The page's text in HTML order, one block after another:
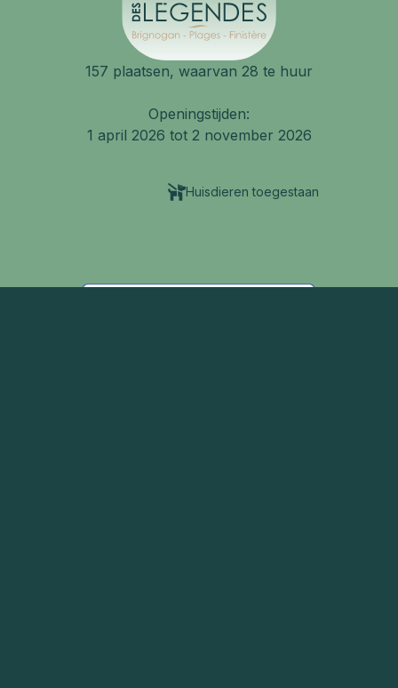
157 plaatsen, waarvan 28 te huur
Openingstijden:
1 april 2026 tot 2 november 2026
Huisdieren toegestaan